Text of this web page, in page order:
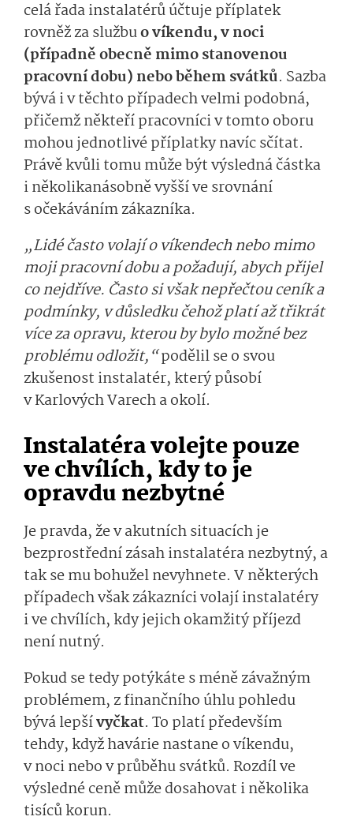
celá řada instalatérů účtuje příplatek
rovněž za službuo víkendu, v noci
(případně obecně mimo stanovenou
pracovní dobu) nebo během svátků. Sazba
bývá i v těchto případech velmi podobná,
přičemž někteří pracovníci v tomto oboru
mohou jednotlivé příplatky navíc sčítat.
Právě kvůli tomu může být výsledná částka
i několikanásobně vyšší ve srovnání
s očekáváním zákazníka.
„Lidé často volají o víkendech nebo mimo
moji pracovní dobu a požadují, abych přijel
co nejdříve. Často si však nepřečtou ceník a
podmínky, v důsledku čehož platí až třikrát
více za opravu, kterou by bylo možné bez
problému odložit,“podělil se o svou
zkušenost instalatér, který působí
v Karlových Varech a okolí.
Instalatéra volejte pouze
ve chvílích, kdy to je
opravdu nezbytné
Je pravda, že v akutních situacích je
bezprostřední zásah instalatéra nezbytný, a
tak se mu bohužel nevyhnete. V některých
případech však zákazníci volají instalatéry
i ve chvílích, kdy jejich okamžitý příjezd
není nutný.
Pokud se tedy potýkáte s méně závažným
problémem, z finančního úhlu pohledu
bývá lepšívyčkat. To platí především
tehdy, když havárie nastane o víkendu,
v noci nebo v průběhu svátků. Rozdíl ve
výsledné ceně může dosahovat i několika
tisíců korun.